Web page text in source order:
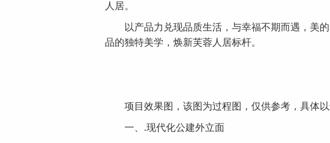
人居。
以产品力兑现品质生活，与幸福不期而遇，美的
品的独特美学，焕新芙蓉人居标杆。
项目效果图，该图为过程图，仅供参考，具体以
一、.现代化公建外立面